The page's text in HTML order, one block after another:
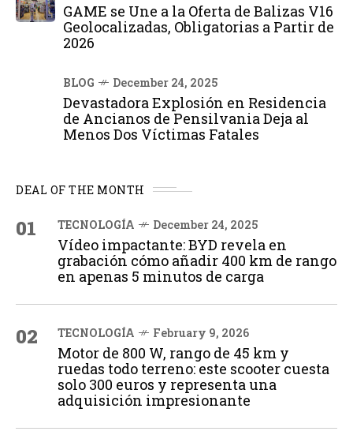
GAME se Une a la Oferta de Balizas V16
Geolocalizadas, Obligatorias a Partir de
2026
BLOG December 24, 2025
Devastadora Explosión en Residencia
de Ancianos de Pensilvania Deja al
Menos Dos Víctimas Fatales
DEAL OF THE MONTH
01 TECNOLOGÍA December 24, 2025
Vídeo impactante: BYD revela en
grabación cómo añadir 400 km de rango
en apenas 5 minutos de carga
02 TECNOLOGÍA February 9, 2026
Motor de 800 W, rango de 45 km y
ruedas todo terreno: este scooter cuesta
solo 300 euros y representa una
adquisición impresionante